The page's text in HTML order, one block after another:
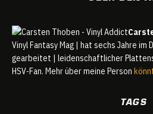
Vinyl Fantasy Mag | hat sechs Jahre im
gearbeitet | leidenschaftlicher
HSV-Fan. Mehr über meine Person
TAGS